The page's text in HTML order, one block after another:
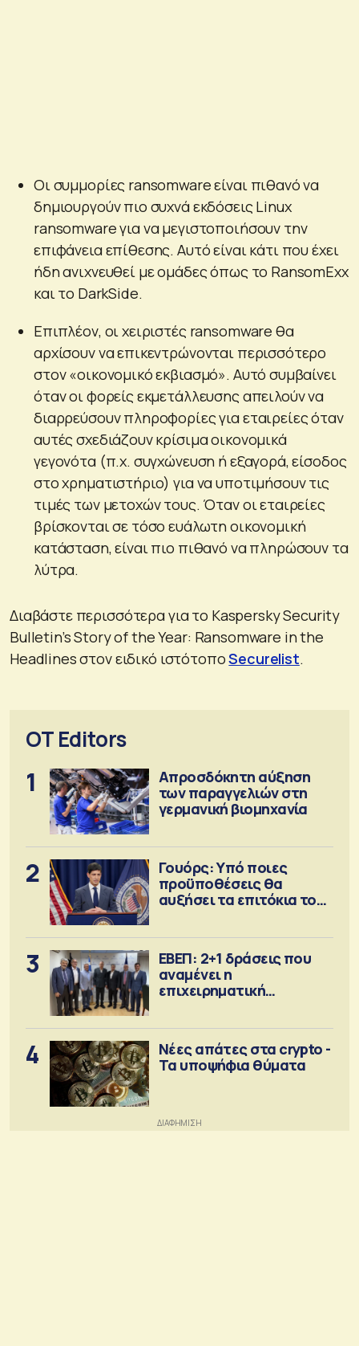
Oι συμμορίες ransomware είναι πιθανό να
δημιουργούν πιο συχνά εκδόσεις Linux
ransomware για να μεγιστοποιήσουν την
επιφάνεια επίθεσης. Αυτό είναι κάτι που έχει
ήδη ανιχνευθεί με ομάδες όπως το RansomExx
και το DarkSide.
Επιπλέον, οι χειριστές ransomware θα
αρχίσουν να επικεντρώνονται περισσότερο
στον «οικονομικό εκβιασμό». Αυτό συμβαίνει
όταν οι φορείς εκμετάλλευσης απειλούν να
διαρρεύσουν πληροφορίες για εταιρείες όταν
αυτές σχεδιάζουν κρίσιμα οικονομικά
γεγονότα (π.χ. συγχώνευση ή εξαγορά, είσοδος
στο χρηματιστήριο) για να υποτιμήσουν τις
τιμές των μετοχών τους. Όταν οι εταιρείες
βρίσκονται σε τόσο ευάλωτη οικονομική
κατάσταση, είναι πιο πιθανό να πληρώσουν τα
λύτρα.
Διαβάστε περισσότερα για τo Kaspersky Security
Bulletin’s Story of the Year: Ransomware in the
Headlines στον ειδικό ιστότοποSecurelist.
OT Editors
1
Απροσδόκητη αύξηση
των παραγγελιών στη
γερμανική βιομηχανία
2
Γουόρς: Υπό ποιες
προϋποθέσεις θα
αυξήσει τα επιτόκια τον
3
ΕΒΕΠ: 2+1 δράσεις που
αναμένει η
επιχειρηματική
4
Νέες απάτες στα crypto -
Τα υποψήφια θύματα